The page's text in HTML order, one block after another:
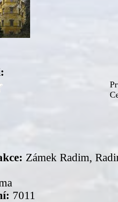
Zámek Radim,
7011